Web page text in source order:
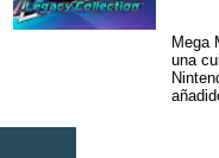
Mega
una